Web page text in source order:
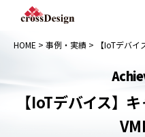
HOME > 事例・実績 > 【IoTデバ
【IoTデバイス】